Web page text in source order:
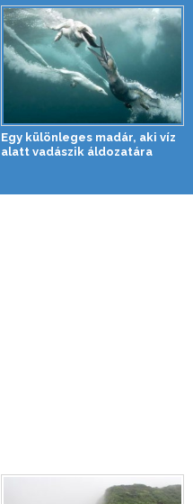
Egy különleges madár, aki víz
alatt vadászik áldozatára